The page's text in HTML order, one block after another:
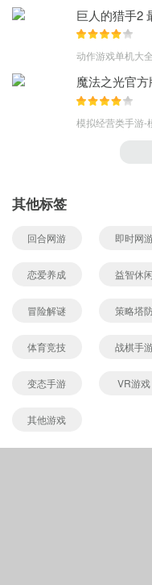
巨人的猎手2
动作游戏单机大
魔法之光官方
模拟经营类手游-
其他标签
回合网游 即时网
恋爱养成 益智休闲
冒险解谜 策略塔
体育竞技 战棋手
变态手游 VR游戏
其他游戏